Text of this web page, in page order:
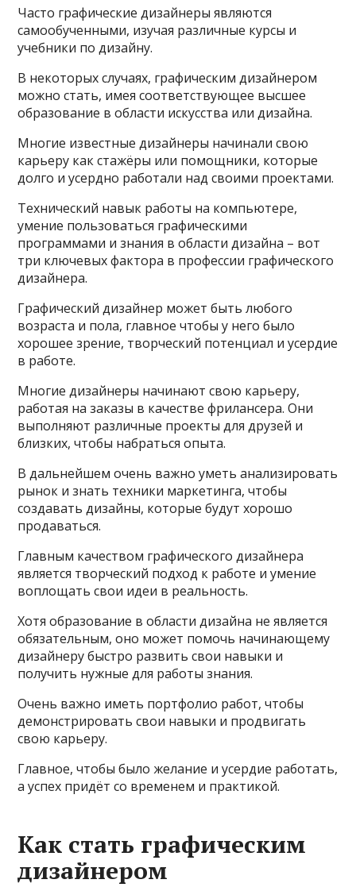
Часто графические дизайнеры являются
самообученными, изучая различные курсы и
учебники по дизайну.
В некоторых случаях, графическим дизайнером
можно стать, имея соответствующее высшее
образование в области искусства или дизайна.
Многие известные дизайнеры начинали свою
карьеру как стажёры или помощники, которые
долго и усердно работали над своими проектами.
Технический навык работы на компьютере,
умение пользоваться графическими
программами и знания в области дизайна – вот
три ключевых фактора в профессии графического
дизайнера.
Графический дизайнер может быть любого
возраста и пола, главное чтобы у него было
хорошее зрение, творческий потенциал и усердие
в работе.
Многие дизайнеры начинают свою карьеру,
работая на заказы в качестве фрилансера. Они
выполняют различные проекты для друзей и
близких, чтобы набраться опыта.
В дальнейшем очень важно уметь анализировать
рынок и знать техники маркетинга, чтобы
создавать дизайны, которые будут хорошо
продаваться.
Главным качеством графического дизайнера
является творческий подход к работе и умение
воплощать свои идеи в реальность.
Хотя образование в области дизайна не является
обязательным, оно может помочь начинающему
дизайнеру быстро развить свои навыки и
получить нужные для работы знания.
Очень важно иметь портфолио работ, чтобы
демонстрировать свои навыки и продвигать
свою карьеру.
Главное, чтобы было желание и усердие работать,
а успех придёт со временем и практикой.
Как стать графическим
дизайнером